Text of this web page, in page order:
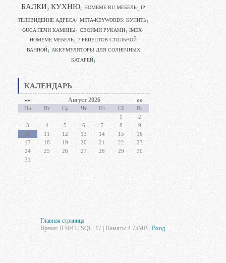
БАЛКИ2 КУХНЮ2 HOMEME RU МЕБЕЛЬ1 IP
ТЕЛЕВИДЕНИЕ АДРЕСА 1 META-KEYWORDS: КУПИТЬ1
GUCA ПЕЧИ КАМИНЫ1 CВОИМИ РУКАМИ1 IMEX1
HOMEME МЕБЕЛЬ1 7 РЕЦЕПТОВ СТИЛЬНОЙ
ВАННОЙ1 АККУМУЛЯТОРЫ ДЛЯ СОЛНЕЧНЫХ
БАТАРЕЙ1
КАЛЕНДАРЬ
«« Август 2026 »»
Пн Вт Ср Чт Пт Сб
Вс
1
2
3
4 5 6 7 8
9
10
11 12 13 14 15
16
17
18 19 20 21 22
23
24
25 26 27 28 29
30
31
Главная страница
Время: 0.5043 | SQL: 17 | Память: 4.75MB Вход